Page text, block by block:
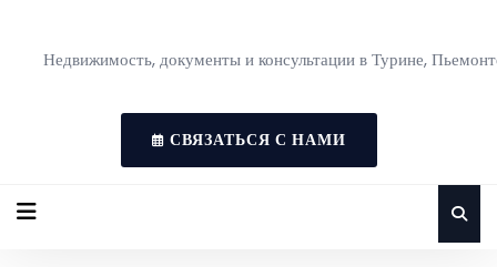
Недвижимость, документы и консультации в Турине,
СВЯЗАТЬСЯ С НАМИ